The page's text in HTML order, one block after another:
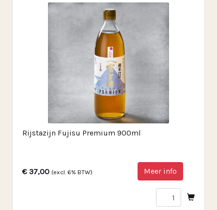
Rijstazijn Fujisu Premium 900ml
€ 37,00 (excl. 6% BTW) Meer info